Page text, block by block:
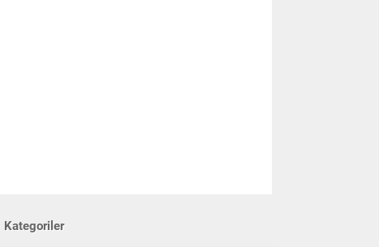
Kategoriler